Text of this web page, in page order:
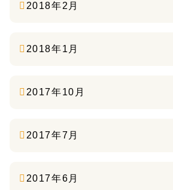
2018年2月
2018年1月
2017年10月
2017年7月
2017年6月